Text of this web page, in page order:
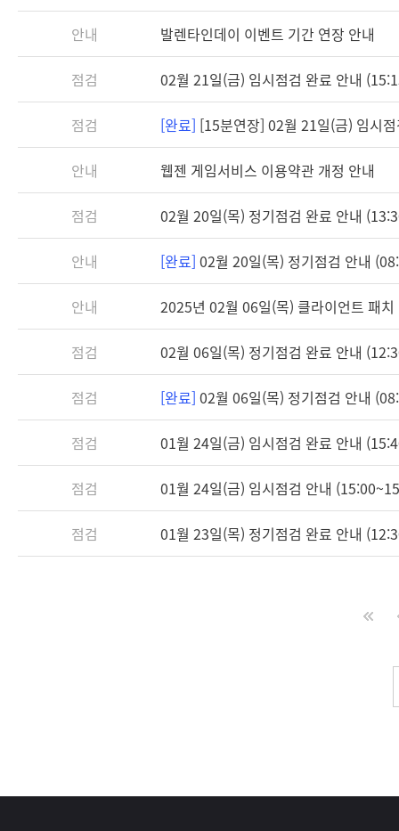
안내 발렌타인데이 이벤트 기간 연장 안내
점검 02월 21일(금) 임시점검 완료 안내
점검 [완료] [15분연장] 02월 21일(금) 임시
안내 웹젠 게임서비스 이용약관 개정 안내
점검 02월 20일(목) 정기점검 완료 안내
안내 [완료] 02월 20일(목) 정기점검 안내
안내 2025년 02월 06일(목) 클라이언트 패
점검 02월 06일(목) 정기점검 완료 안내
점검 [완료] 02월 06일(목) 정기점검 안내
점검 01월 24일(금) 임시점검 완료 안내
점검 01월 24일(금) 임시점검 안내
점검 01월 23일(목) 정기점검 완료 안내